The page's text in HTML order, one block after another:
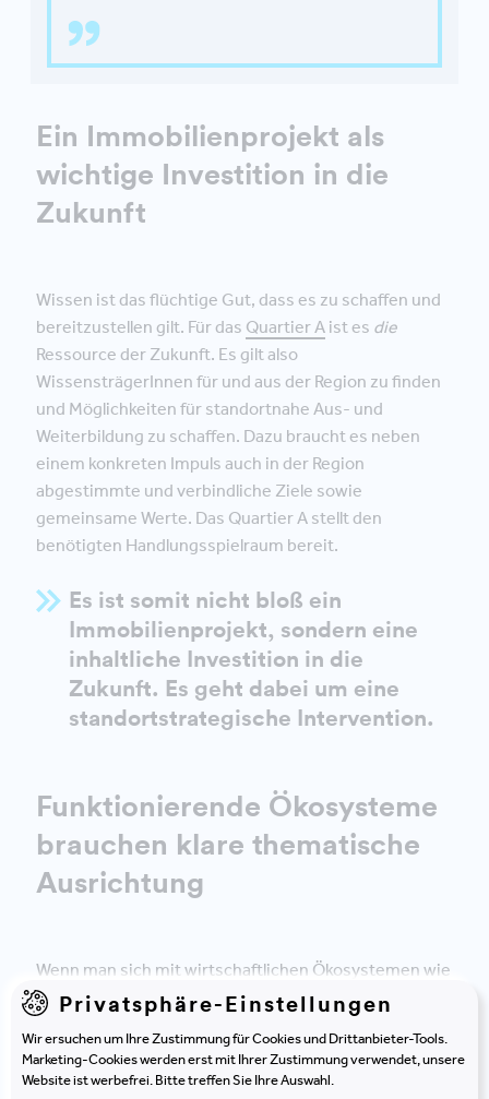
Ein Immobilienprojekt als
wichtige Investition in die
Zukunft
Wissen ist das flüchtige Gut, dass es zu schaffen und
bereitzustellen gilt. Für das Quartier A ist es die
Ressource der Zukunft. Es gilt also
WissensträgerInnen für und aus der Region zu finden
und Möglichkeiten für standortnahe Aus- und
Weiterbildung zu schaffen. Dazu braucht es neben
einem konkreten Impuls auch in der Region
abgestimmte und verbindliche Ziele sowie
gemeinsame Werte. Das Quartier A stellt den
benötigten Handlungsspielraum bereit.
Es ist somit nicht bloß ein
Immobilienprojekt, sondern eine
inhaltliche Investition in die
Zukunft. Es geht dabei um eine
standortstrategische Intervention.
Funktionierende Ökosysteme
brauchen klare thematische
Ausrichtung
Wenn man sich mit wirtschaftlichen Ökosystemen wie
dem Quartier A oder auch der Tabakfabrik Linz
Erfolg in der kuratierten Zusammensetzung und der
thematischen Ausrichtung liegt. Die Schlüsselfragen
Privatsphäre-Einstellungen
Wir ersuchen um Ihre Zustimmung für Cookies und Drittanbieter-Tools.
Marketing-Cookies werden erst mit Ihrer Zustimmung verwendet, unsere
Website ist werbefrei. Bitte treffen Sie Ihre Auswahl.